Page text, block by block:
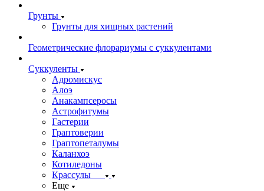
Грунты
Грунты для хищных растений
Геометрические флорариумы с суккулентами
Суккуленты
Адромискус
Алоэ
Анакампсеросы
Астрофитумы
Гастерии
Граптоверии
Граптопеталумы
Каланхоэ
Котиледоны
Крассулы
Еще